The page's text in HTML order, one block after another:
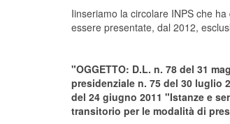
Iinseriamo la circolare INPS che
essere presentate, dal 2012,
"OGGETTO: D.L. n. 78 del 31
presidenziale n. 75 del 30 luglio
del 24 giugno 2011 "Istanze e
transitorio per le modalità di